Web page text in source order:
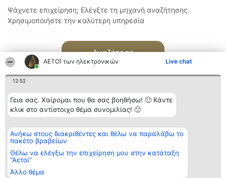
ΑΕΤΟΊ των ηλεκτρονικών Live chat
12:52
Γεια σας. Χαίρομαι που θα σας βοηθήσω! 🙂 Κάντε
κλικ στο αντίστοιχο θέμα συνομιλίας! 🙂
Ανήκω στους διακριθέντες και θέλω να παραλάβω το
πακέτο βραβείων
Θέλω να ελέγξω την επιχείρηση μου στην κατάταξη
"Αετοί"
Άλλο θέμα
Ψάχνετε επιχείρηση; Ελέγξτε τη μηχανή αναζήτησης.
Χρησιμοποιήστε την καλύτερη υπηρεσία
Αναζήτηση
Διοργανωτής της
κατάταξης
BEAUTIFUL COMPANY
ΤΗΛ. ΕΠΙΚΟΙΝΩΝΙΑΣ:
2104128019
email:
Κατάταξη
Διακριθέντες
των
διακριθέντων
Επικοινωνία
Επικοινωνία